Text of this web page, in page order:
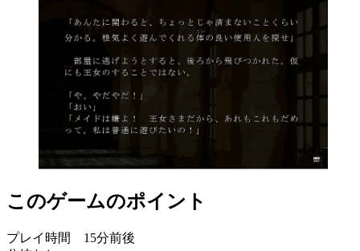
このゲームのポイント
プレイ時間 15分前後